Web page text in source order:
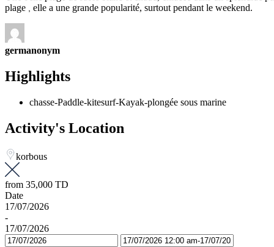
plage , elle a une grande popularité, surtout pendant le weekend.
germanonym
Highlights
chasse-Paddle-kitesurf-Kayak-plongée sous marine
Activity's Location
korbous
from 35,000 TD
Date
17/07/2026
-
17/07/2026